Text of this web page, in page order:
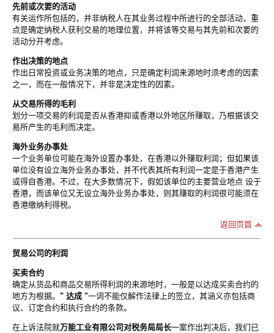
先前或次要的活动
有关运作所包括的，并非纳税人在其业务过程中所进行的全部活动，重
点是确定纳税人获利交易的地理位置，并将该等交易与其先前和次要的
活动分开考虑。
作出决策的地点
作出日常投资或业务决策的地点，只是确定利润来源地时须考虑的因素
之一，而在一般情况下，并非是决定性的因素。
从交易所得的毛利
划分一项交易的利润是否从香港抑或香港以外地区所赚取，乃根据该交
易所产生的毛利而决定。
海外业务办事处
一个业务单位可能在海外设置办事处，在香港以外赚取利润；但如果该
单位没有设立海外业务办事处，并不代表其所有利润一定是于香港产生
或得自香港。不过，在大多数情况下，假如该单位的主要营业地点 设于
香港，而该单位又无设立海外业务办事处，则其赚取的利润很可能须在
香港缴纳利得税。
返回页首
贸易公司的利润
买卖合约
确定从货品和商品交易所得利润的来源地时，一般是以达成买卖合约的
地方为根据。 " 达成 "一词不能仅解作法律上的签立，其涵义亦包括商
议、订定合约和执行合约的条款。
在上诉法院就万能工业有限公司对税务局局长一案作出判决后，我们已